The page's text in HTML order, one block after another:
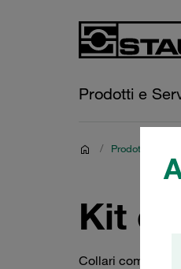
Prodotti e
/ Prodotti
Kit di
Collari completi /